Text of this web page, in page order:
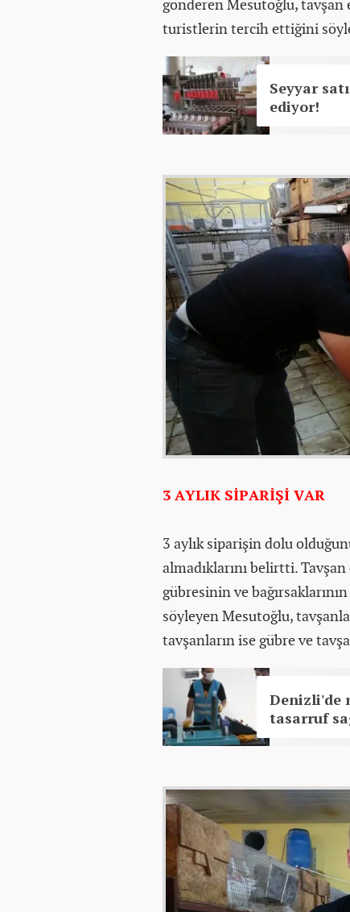
gönderen Mesutoğlu,
turistlerin tercih ettiğini
Seyyar
ediyor!
3 AYLIK SİPARİŞİ VAR
3 aylık siparişin dolu
almadıklarını belirtti.
gübresinin ve
söyleyen Mesutoğlu,
tavşanların ise gübre ve
Denizli'de
tasarruf